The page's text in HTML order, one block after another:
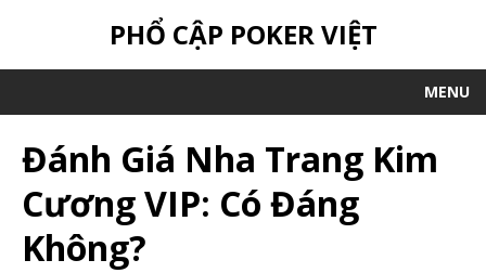
PHỔ CẬP POKER VIỆT
MENU
Đánh Giá Nha Trang Kim
Cương VIP: Có Đáng
Không?